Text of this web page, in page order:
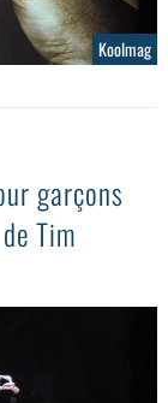
Koolmag
garçons
Tim